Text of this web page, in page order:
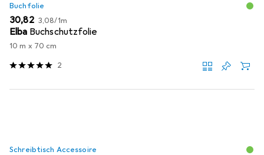
Buchfolie
EUR
30,82 EUR
3,08/1m
Elba Buchschutzfolie
10 m x 70 cm
2
Schreibtisch Accessoire